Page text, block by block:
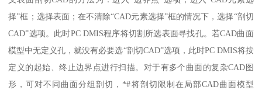
择”框；选择表面；在不清除“CAD元素选择”框的情况下，选择“剖切
CAD”选项。此时PC DMIS程序将切割所选表面寻找孔。若CAD曲面
模型中无定义孔，就没有必要选“剖切CAD”选项，此时PC DMIS将按
定义的起始、终止边界点进行扫描。对于有多个曲面的复杂CAD图
形，可对不同曲面分组剖切，*#将剖切限制在局部CAD曲面模型